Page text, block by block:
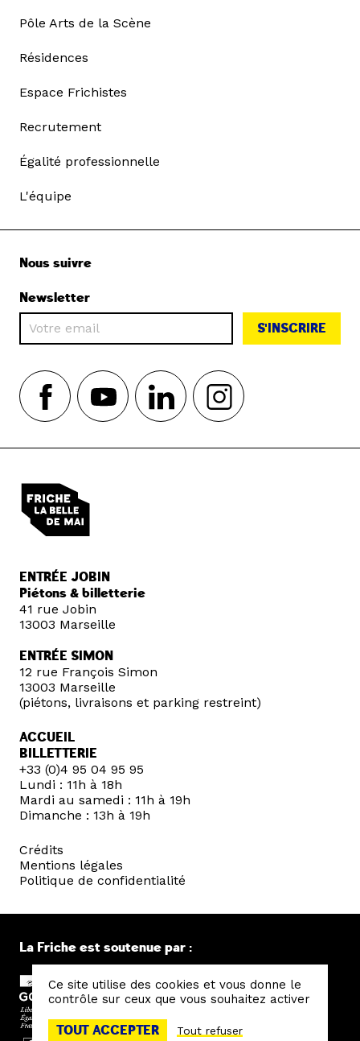
Pôle Arts de la Scène
Résidences
Espace Frichistes
Recrutement
Égalité professionnelle
L'équipe
Nous suivre
Newsletter
S'INSCRIRE
ENTRÉE JOBIN
Piétons & billetterie
41 rue Jobin
13003 Marseille
ENTRÉE SIMON
12 rue François Simon
13003 Marseille
(piétons, livraisons et parking restreint)
ACCUEIL
BILLETTERIE
+33 (0)4 95 04 95 95
Lundi : 11h à 18h
Mardi au samedi : 11h à 19h
Dimanche : 13h à 19h
Crédits
Mentions légales
Politique de confidentialité
La Friche est soutenue par :
Ce site utilise des cookies et vous donne le
contrôle sur ceux que vous souhaitez activer
TOUT ACCEPTER Tout refuser